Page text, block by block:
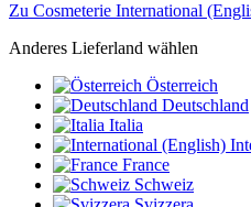
Zu Cosmeterie International
Anderes Lieferland wählen
Österreich
Deutschland
Italia
France
Schweiz